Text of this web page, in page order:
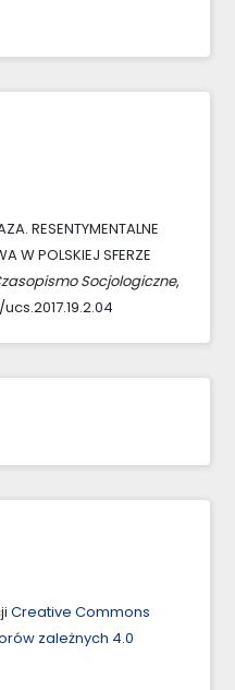
RESENTYMENTALNE
W POLSKIEJ SFERZE
Socjologiczne,
Creative Commons
zależnych 4.0